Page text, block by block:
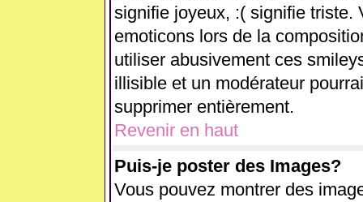
signifie joyeux, :( signifie triste.
emoticons lors de la
utiliser abusivement ces
illisible et un modérateur
supprimer entièrement.
Revenir en haut
Puis-je poster des Images?
Vous pouvez montrer des